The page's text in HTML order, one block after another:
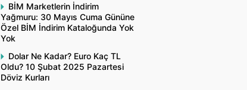
BİM Marketlerin İndirim
Yağmuru: 30 Mayıs Cuma Gününe
Özel BİM İndirim Kataloğunda Yok
Yok
Dolar Ne Kadar? Euro Kaç TL
Oldu? 10 Şubat 2025 Pazartesi
Döviz Kurları